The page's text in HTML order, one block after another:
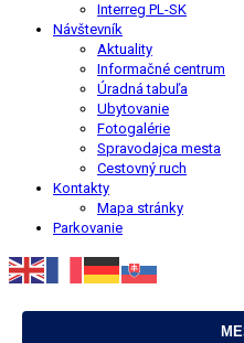
Interreg PL-SK
Návštevník
Aktuality
Informačné centrum
Úradná tabuľa
Ubytovanie
Fotogalérie
Spravodajca mesta
Cestovný ruch
Kontakty
Mapa stránky
Parkovanie